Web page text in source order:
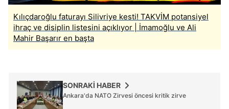
Kılıçdaroğlu faturayı Silivriye kesti! TAKVİM potansiyel
ihraç ve disiplin listesini açıklıyor | İmamoğlu ve Ali
Mahir Başarır en başta
SONRAKİ HABER
Ankara'da NATO Zirvesi öncesi kritik zirve